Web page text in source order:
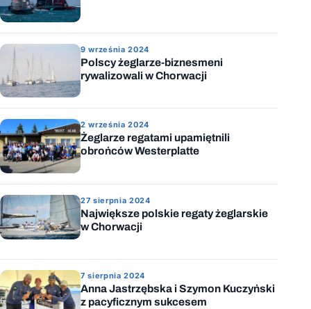
9 września 2024
Polscy żeglarze-biznesmeni
rywalizowali w Chorwacji
2 września 2024
Żeglarze regatami upamiętnili
obrońców Westerplatte
27 sierpnia 2024
Największe polskie regaty żeglarskie
w Chorwacji
7 sierpnia 2024
Anna Jastrzębska i Szymon Kuczyński
z pacyficznym sukcesem